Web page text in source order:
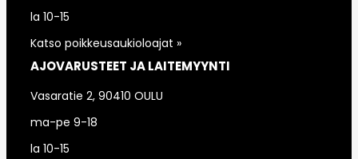
la 10-15
Katso poikkeusaukioloajat »
AJOVARUSTEET JA LAITEMYYNTI
Vasaratie 2, 90410 OULU
ma-pe 9-18
la 10-15